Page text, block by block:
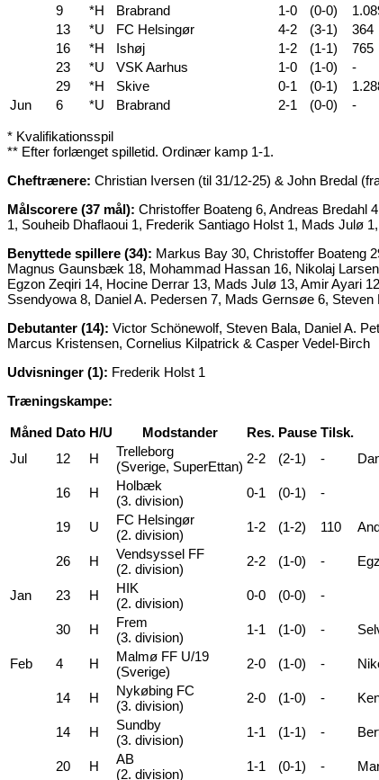
9
*H Brabrand 1-0 (0-0)
13
*U FC Helsingør 4-2 (3-1) 364
16
*H Ishøj 1-2 (1-1) 765
23
*U VSK Aarhus 1-0 (1-0) -
29
*H Skive 0-1 (0-1)
Jun
6 *U Brabrand 2-1 (0-0) -
* Kvalifikationsspil
** Efter forlænget spilletid. Ordinær kamp 1-1.
Cheftrænere: Christian Iversen (til 31/12-25) & John Bredal
Målscorere (37 mål): Christoffer Boateng 6, Andreas Bredahl
1, Souheib Dhaflaoui 1, Frederik Santiago Holst 1, Mads Julø
Benyttede spillere (34): Markus Bay 30, Christoffer Boateng
Magnus Gaunsbæk 18, Mohammad Hassan 16, Nikolaj
Egzon Zeqiri 14, Hocine Derrar 13, Mads Julø 13, Amir Ayari
Ssendyowa 8, Daniel A. Pedersen 7, Mads Gernsøe 6,
Debutanter (14): Victor Schönewolf, Steven Bala, Daniel A.
Marcus Kristensen, Cornelius Kilpatrick & Casper Vedel-Birch
Udvisninger (1): Frederik Holst 1
Træningskampe:
Måned Dato H/U Modstander Res. Pause Tilsk.
Jul
12 H
Trelleborg
(Sverige, SuperEttan)
2-2 (2-1) -
16 H
Holbæk
(3. division)
0-1 (0-1) -
19 U
FC Helsingør
(2. division)
1-2 (1-2) 110
26 H
Vendsyssel FF
(2. division)
2-2 (1-0) -
Jan 23 H
HIK
(2. division)
0-0 (0-0) -
30 H
Frem
(3. division)
1-1 (1-0) -
Feb 4 H
Malmø FF U/19
(Sverige)
2-0 (1-0) -
14 H
Nykøbing FC
(3. division)
2-0 (1-0) -
14 H
Sundby
(3. division)
1-1 (1-1) -
20 H
AB
(2. division)
1-1 (0-1) -